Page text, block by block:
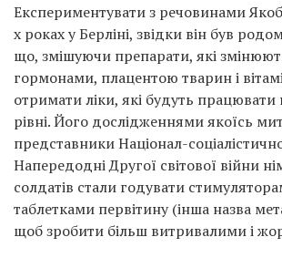
Експериментувати з речовинами
х роках у Берліні, звідки він був
що, змішуючи препарати, які
гормонами, плацентою тварин і
отримати ліки, які будуть працювати
рівні. Його дослідженнями якоїсь
представники Націонал-
Напередодні Другої світової війни
солдатів стали годувати
таблетками первітину (інша назва
щоб зробити більш витривалими і